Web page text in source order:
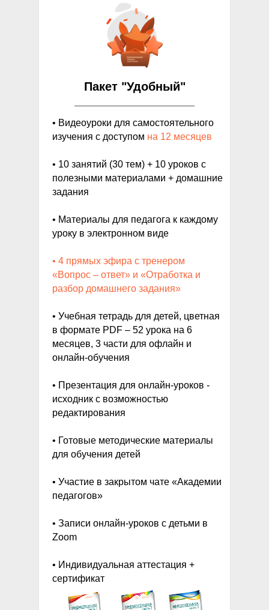
Пакет "Удобный"
• Видеоуроки для самостоятельного
изучения с доступом на 12 месяцев
• 10 занятий (30 тем) + 10 уроков с
полезными материалами + домашние
задания
• Материалы для педагога к каждому
уроку в электронном виде
• 4 прямых эфира с тренером
«Вопрос – ответ» и «Отработка и
разбор домашнего задания»
• Учебная тетрадь для детей, цветная
в формате PDF – 52 урока на 6
месяцев, 3 части для офлайн и
онлайн-обучения
• Презентация для онлайн-уроков -
исходник с возможностью
редактирования
• Готовые методические материалы
для обучения детей
• Участие в закрытом чате «Академии
педагогов»
• Записи онлайн-уроков с детьми в
Zoom
• Индивидуальная аттестация +
сертификат